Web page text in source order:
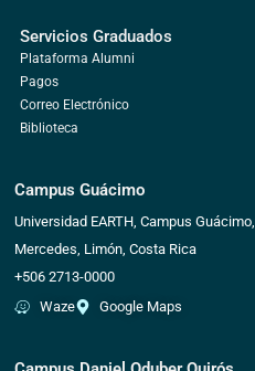
Servicios Graduados
Plataforma Alumni
Pagos
Correo Electrónico
Biblioteca
Campus Guácimo
Universidad EARTH, Campus Guácimo,
Mercedes, Limón, Costa Rica
+506 2713-0000
Waze
Google Maps